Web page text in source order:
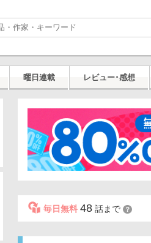
曜日連載 レビュー･感想
毎日無料 48 話まで ？